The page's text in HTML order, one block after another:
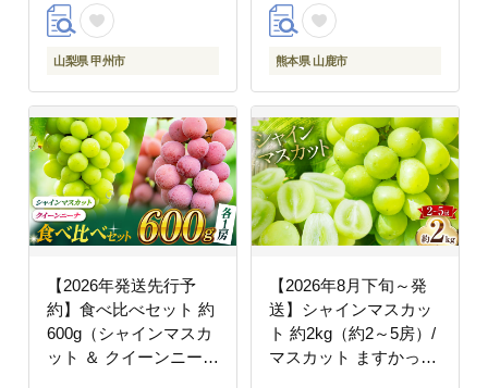
山梨県 甲州市 熊本県 山鹿市
【2026年発送先行予
約】食べ比べセット 約
600g（シャインマスカ
ット ＆ クイーンニーナ
【2026年8月下旬～発
送】シャインマスカッ
ト 約2kg（約2～5房）/
マスカット ますかっと